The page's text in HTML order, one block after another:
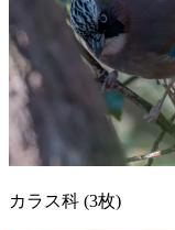
カラス科 (3枚)